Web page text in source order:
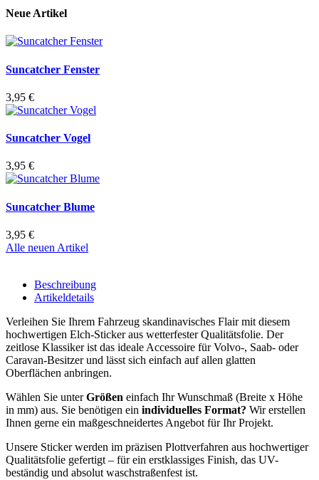
Neue Artikel
Suncatcher Fenster
3,95 €
Suncatcher Vogel
3,95 €
Suncatcher Blume
3,95 €
Alle neuen Artikel
Beschreibung
Artikeldetails
Verleihen Sie Ihrem Fahrzeug skandinavisches Flair mit diesem
hochwertigen Elch-Sticker aus wetterfester Qualitätsfolie. Der
zeitlose Klassiker ist das ideale Accessoire für Volvo-, Saab- oder
Caravan-Besitzer und lässt sich einfach auf allen glatten
Oberflächen anbringen.
Wählen Sie unterGrößen einfach Ihr Wunschmaß (Breite x Höhe
in mm) aus. Sie benötigen ein individuelles Format? Wir erstellen
Ihnen gerne ein maßgeschneidertes Angebot für Ihr Projekt.
Unsere Sticker werden im präzisen Plottverfahren aus hochwertiger
Qualitätsfolie gefertigt – für ein erstklassiges Finish, das UV-
beständig und absolut waschstraßenfest ist.